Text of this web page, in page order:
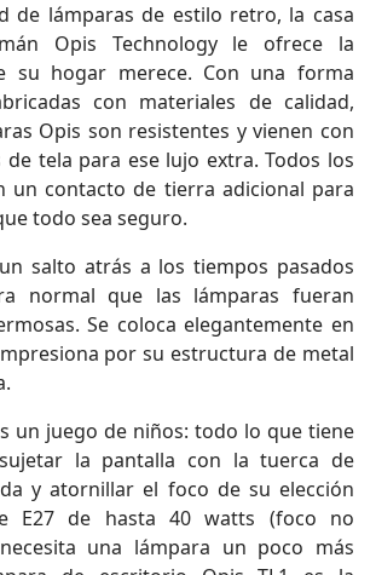
de lámparas de estilo retro, la casa
Opis Technology le ofrece la
su hogar merece. Con una forma
con materiales de calidad,
Opis son resistentes y vienen con
tela para ese lujo extra. Todos los
un contacto de tierra adicional para
todo sea seguro.
salto atrás a los tiempos pasados
normal que las lámparas fueran
Se coloca elegantemente en
por su estructura de metal
un juego de niños: todo lo que tiene
la pantalla con la tuerca de
y atornillar el foco de su elección
E27 de hasta 40 watts (foco no
una lámpara un poco más